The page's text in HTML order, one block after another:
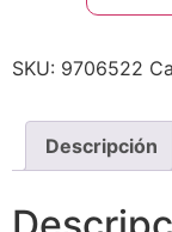
SKU: 9706522
Descripción